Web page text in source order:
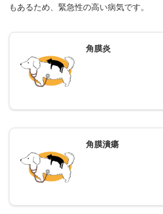
もあるため、緊急性の高い病気です。
角膜炎
角膜潰瘍